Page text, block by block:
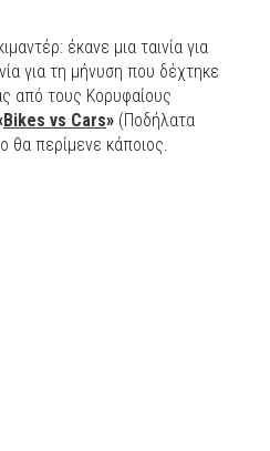
έκανε μια ταινία για
για τη μήνυση που δέχτηκε
από τους Κορυφαίους
Bikes vs Cars» (Ποδήλατα
θα περίμενε κάποιος.